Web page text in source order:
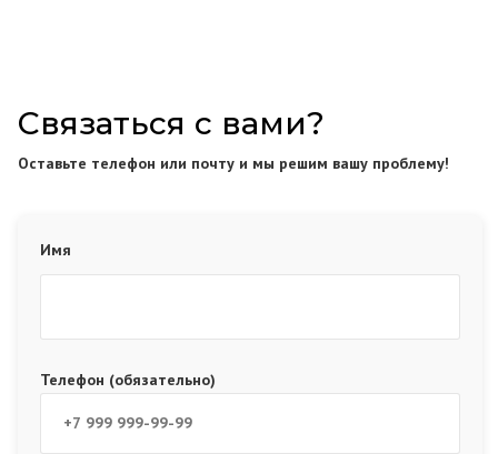
Связаться с вами?
Оставьте телефон или почту и мы решим вашу проблему!
Имя
Телефон (обязательно)